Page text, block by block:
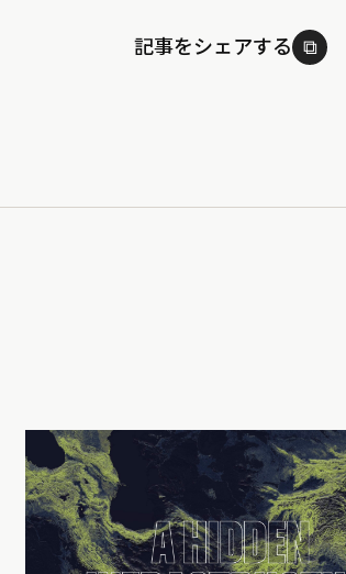
記事をシェアする ⧉